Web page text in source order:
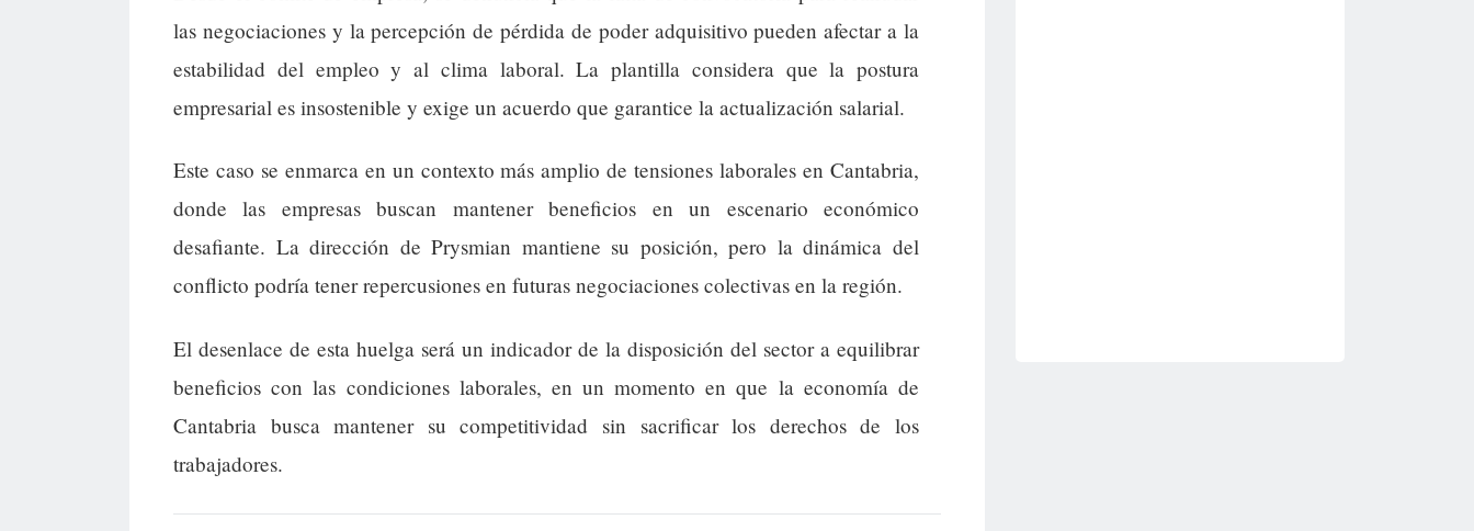
las negociaciones y la percepción de pérdida de poder adquisitivo pueden afectar a la
estabilidad del empleo y al clima laboral. La plantilla considera que la postura
empresarial es insostenible y exige un acuerdo que garantice la actualización salarial.
Este caso se enmarca en un contexto más amplio de tensiones laborales en Cantabria,
donde las empresas buscan mantener beneficios en un escenario económico
desafiante. La dirección de Prysmian mantiene su posición, pero la dinámica del
conflicto podría tener repercusiones en futuras negociaciones colectivas en la región.
El desenlace de esta huelga será un indicador de la disposición del sector a equilibrar
beneficios con las condiciones laborales, en un momento en que la economía de
Cantabria busca mantener su competitividad sin sacrificar los derechos de los
trabajadores.